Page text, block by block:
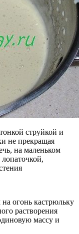
струйкой и
не прекращая
на маленьком
огонь кастрюльку
растворения
массу и